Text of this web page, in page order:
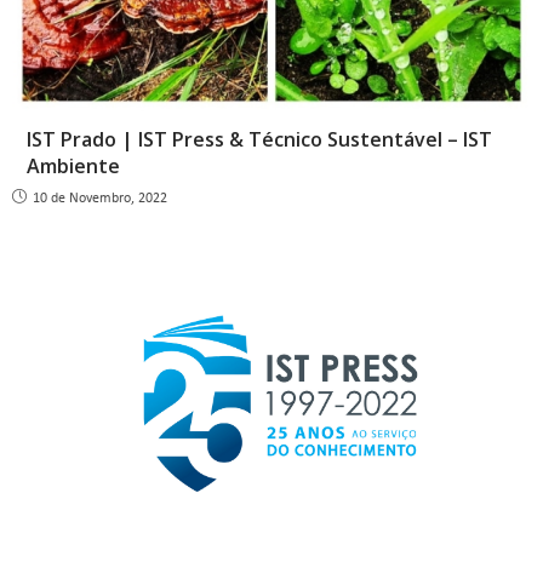
IST Prado | IST Press & Técnico Sustentável – IST
Ambiente
10 de Novembro, 2022